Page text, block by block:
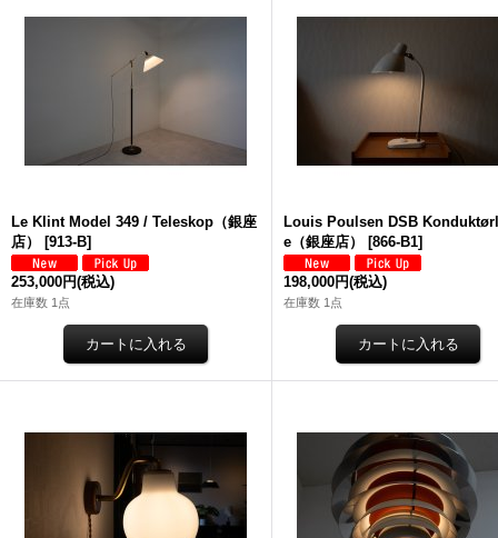
Le Klint Model 349 / Teleskop（銀座
店）
[913-B]
253,000円(税込)
在庫数 1点
Louis Poulsen DSB
e（銀座店）
[866-B1]
198,000円(税込)
在庫数 1点